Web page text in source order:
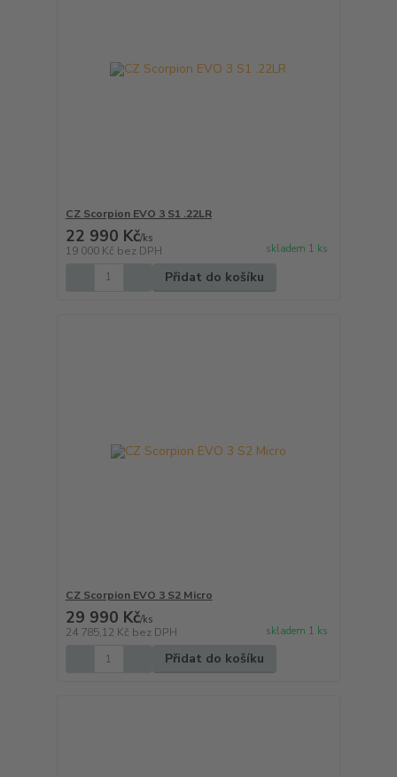
CZ Scorpion EVO 3 S1 .22LR
22 990 Kč/ks
19 000 Kč bez DPH skladem 1 ks
Přidat do košíku
CZ Scorpion EVO 3 S2 Micro
29 990 Kč/ks
24 785,12 Kč bez DPH skladem 1 ks
Přidat do košíku